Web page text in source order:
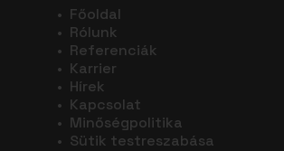
• Főoldal
• Rólunk
• Referenciák
• Karrier
• Hírek
• Kapcsolat
• Minőségpolitika
• Sütik testreszabása